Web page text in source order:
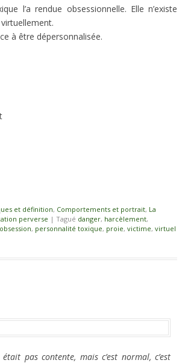
l’a rendue obsessionnelle. Elle n’existe
à être dépersonnalisée.
et définition, Comportements et portrait, La
perverse | Tagué danger, harcèlement,
obsession, personnalité toxique, proie, victime, virtuel
pas contente, mais c’est normal, c’est